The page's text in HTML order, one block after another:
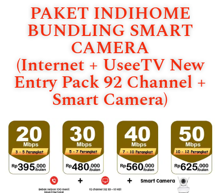
PAKET INDIHOME
BUNDLING SMART
CAMERA
(Internet + UseeTV New
Entry Pack 92 Channel +
Smart Camera)